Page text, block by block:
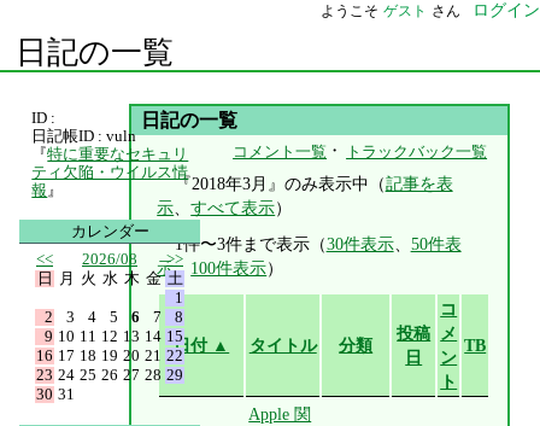
ようこそ ゲスト さん ログイン
日記の一覧
日記の一覧
コメント一覧 ・ トラックバック一覧
『2018年3月』のみ表示中（記事を表
示、すべて表示）
1件〜3件まで表示（30件表示、 50件表
示、 100件表示）
日付 ▲ タイトル 分類
投稿
日
コ
メ
ン
ト
TB
Apple 関
ID :
日記帳ID : vuln
『特に重要なセキュリ
ティ欠陥・ウイルス情
報 』
カレンダー
<<
2026/08
>>
日
月 火 水 木 金 土
1
2
3 4 5 6 7
8
9 10 11 12 13 14 15
16 17 18 19 20 21 22
23 24 25 26 27 28 29
30 31